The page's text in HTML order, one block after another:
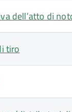
dell’atto di
tiro